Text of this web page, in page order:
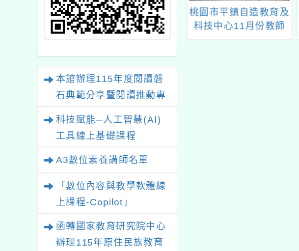
本館辦理115年度閱讀磐
石典範分享暨閱讀推動專
科技賦能─人工智慧(AI)
工具線上基礎課程
A3數位素養講師名單
「數位內容與教學軟體線
上課程-Copilot」
函轉國家教育研究院中心
辦理115年原住民族教育
客庄村史第三
撰寫輔導計畫
募說明會
崑山國際學校財團法人
臺南市崑山高級中等學
校與PD-Elite機構合作
辦理《Shift Learning
Conference Tainan
2026》「教學 × 探究
× 成長 × 轉化」全英
桃園市平鎮自造教育及
科技中心11月份教師
研習